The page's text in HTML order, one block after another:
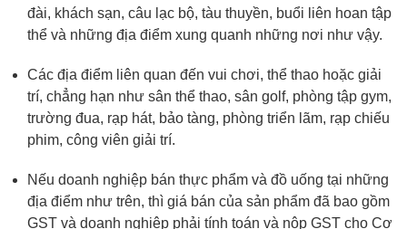
đài, khách sạn, câu lạc bộ, tàu thuyền, buổi liên hoan tập
thể và những địa điểm xung quanh những nơi như vậy.
Các địa điểm liên quan đến vui chơi, thể thao hoặc giải
trí, chẳng hạn như sân thể thao, sân golf, phòng tập gym,
trường đua, rạp hát, bảo tàng, phòng triển lãm, rạp chiếu
phim, công viên giải trí.
Nếu doanh nghiệp bán thực phẩm và đồ uống tại những
địa điểm như trên, thì giá bán của sản phẩm đã bao gồm
GST và doanh nghiệp phải tính toán và nộp GST cho Cơ